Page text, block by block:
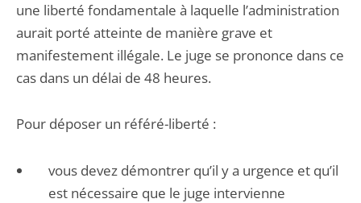
une liberté fondamentale à laquelle l’administration
aurait porté atteinte de manière grave et
manifestement illégale. Le juge se prononce dans ce
cas dans un délai de 48 heures.
Pour déposer un référé-liberté :
vous devez démontrer qu’il y a urgence et qu’il
est nécessaire que le juge intervienne